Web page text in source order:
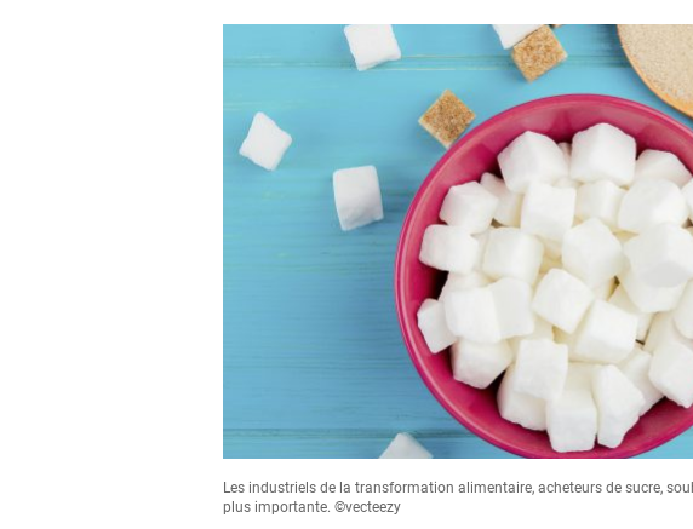
Les industriels de la transformation alimentaire, acheteurs de sucre,
plus importante. ©vecteezy